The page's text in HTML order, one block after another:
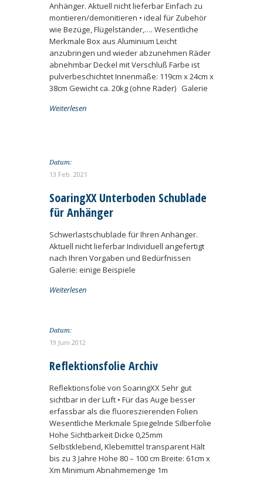
Anhänger. Aktuell nicht lieferbar Einfach zu
montieren/demonitieren • ideal für Zubehör
wie Bezüge, Flügelständer,…. Wesentliche
Merkmale Box aus Aluminium Leicht
anzubringen und wieder abzunehmen Räder
abnehmbar Deckel mit Verschluß Farbe ist
pulverbeschichtet Innenmaße: 119cm x 24cm x
38cm Gewicht ca. 20kg (ohne Räder) Galerie
Weiterlesen
Datum:
13 Feb. 2021
SoaringXX Unterboden Schublade
für Anhänger
Schwerlastschublade für Ihren Anhänger.
Aktuell nicht lieferbar Individuell angefertigt
nach Ihren Vorgaben und Bedürfnissen
Galerie: einige Beispiele
Weiterlesen
Datum:
19 Juni 2012
Reflektionsfolie Archiv
Reflektionsfolie von SoaringXX Sehr gut
sichtbar in der Luft • Für das Auge besser
erfassbar als die fluoreszierenden Folien
Wesentliche Merkmale Spiegelnde Silberfolie
Hohe Sichtbarkeit Dicke 0,25mm
Selbstklebend, Klebemittel transparent Hält
bis zu 3 Jahre Höhe 80 – 100 cm Breite: 61cm x
Xm Minimum Abnahmemenge 1m